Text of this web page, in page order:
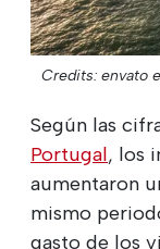
Credits: envato
Según las
Portugal, los
aumentaron
mismo
gasto de los